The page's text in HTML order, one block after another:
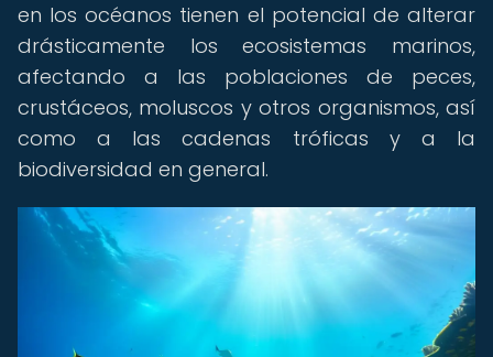
en los océanos tienen el potencial de alterar
drásticamente los ecosistemas marinos,
afectando a las poblaciones de peces,
crustáceos, moluscos y otros organismos, así
como a las cadenas tróficas y a la
biodiversidad en general.